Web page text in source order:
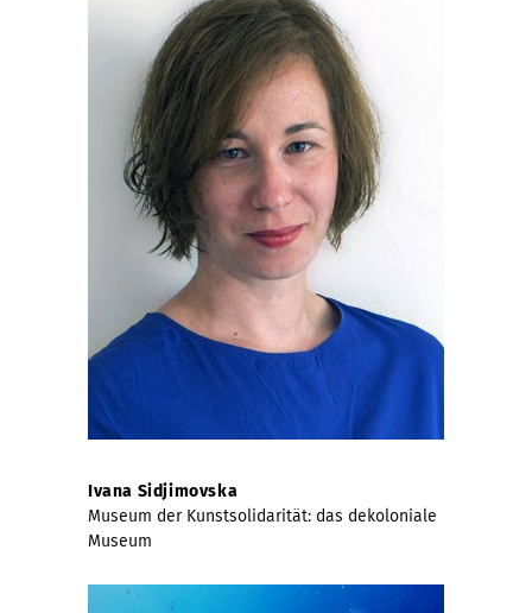
Ivana Sidjimovska
Museum der Kunstsolidarität: das dekoloniale
Museum